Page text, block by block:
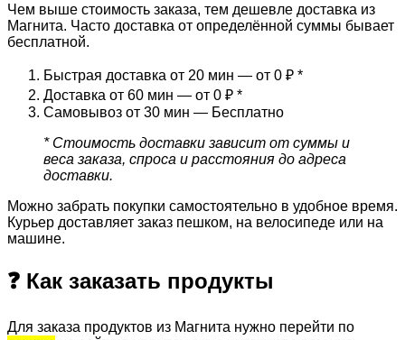
Чем выше стоимость заказа, тем дешевле доставка из
Магнита. Часто доставка от определённой суммы бывает
бесплатной.
Быстрая доставка от 20 мин — от 0 ₽ *
Доставка от 60 мин — от 0 ₽ *
Самовывоз от 30 мин — Бесплатно
* Стоимость доставки зависит от суммы и
веса заказа, спроса и расстояния до адреса
доставки.
Можно забрать покупки самостоятельно в удобное время.
Курьер доставляет заказ пешком, на велосипеде или на
машине.
❓ Как заказать продукты
Для заказа продуктов из Магнита нужно перейти по